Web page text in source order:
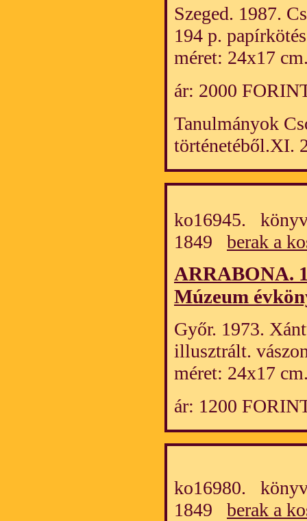
Szeged. 1987.
194 p.
méret: 24x17
ár: 2000
Tanulmányok
történetéből.XI.
ko16945.
1849 berak a
ARRABONA.
Múzeum
Győr. 1973.
illusztrált.
méret: 24x17
ár: 1200
ko16980.
1849 berak a